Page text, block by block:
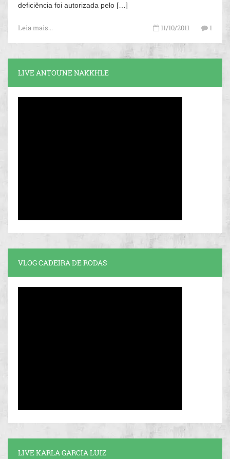
deficiência foi autorizada pelo […]
Leia mais... 11/10/2011 1
LIVE ANTOUNE NAKKHLE
VLOG CADEIRA DE RODAS
LIVE KARLA GARCIA LUIZ